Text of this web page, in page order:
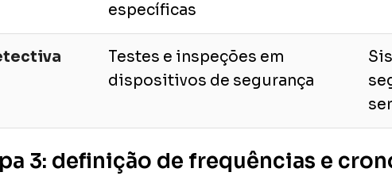
específicas
Testes e inspeções em
dispositivos de segurança
3: definição de frequências e